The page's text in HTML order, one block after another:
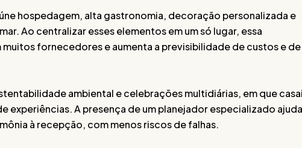
hospedagem, alta gastronomia, decoração personalizada e
Ao centralizar esses elementos em um só lugar, essa
fornecedores e aumenta a previsibilidade de custos e de
ambiental e celebrações multidiárias, em que
experiências. A presença de um planejador especializado
à recepção, com menos riscos de falhas.